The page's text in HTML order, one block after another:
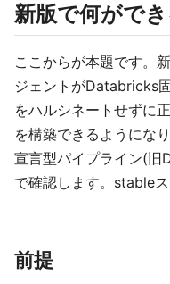
新版で何がで
ここからが本題です。
ジェントがDatabricks
をハルシネートせずに
を構築できるようにな
宣言型パイプライン(旧
で確認します。stable
前提